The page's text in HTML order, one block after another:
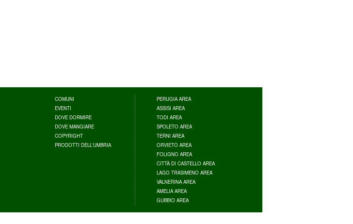
PERUGIA AREA
ASSISI AREA
TODI AREA
SPOLETO AREA
TERNI AREA
ORVIETO AREA
FOLIGNO AREA
CITTÀ DI CASTELLO AREA
LAGO TRASIMENO AREA
VALNERINA AREA
AMELIA AREA
GUBBIO AREA
COMUNI
EVENTI
DOVE DORMIRE
DOVE MANGIARE
COPYRIGHT
PRODOTTI DELL'UMBRIA